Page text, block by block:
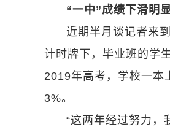
“一中”成绩下滑明
近期半月谈记者来
计时牌下，毕业班的学
2019年高考，学校一本
3%。
“这两年经过努力，